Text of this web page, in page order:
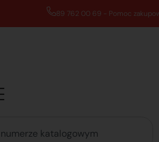
- Pomoc zakupowa 7:00 - 16:00